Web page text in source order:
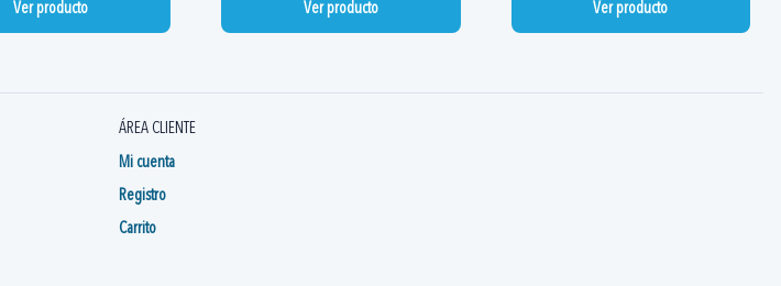
Ver producto Ver producto Ver producto
ÁREA CLIENTE
Mi cuenta
Registro
Carrito